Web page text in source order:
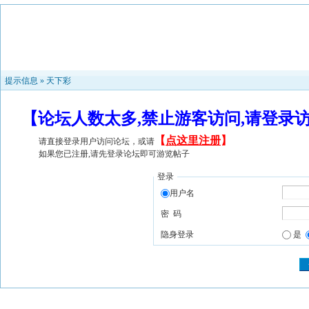
提示信息 » 天下彩
【论坛人数太多,禁止游客访问,请登
请直接登录用户访问论坛，或请 【 点这里注册】
如果您已注册,请先登录论坛即可游览帖子
登录
用户名
密 码
隐身登录 是